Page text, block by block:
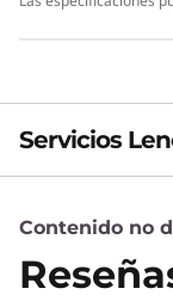
GbE. La
construida
que reduce
Servicios
Servicios
Diseñe la
Contenido no